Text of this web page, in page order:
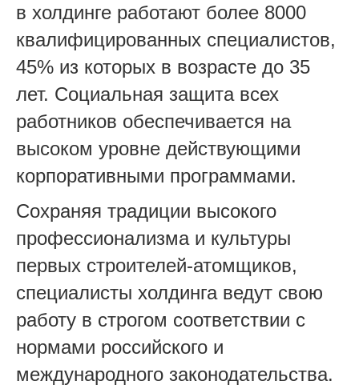
в холдинге работают более 8000
квалифицированных специалистов,
45% из которых в возрасте до 35
лет. Социальная защита всех
работников обеспечивается на
высоком уровне действующими
корпоративными программами.
Сохраняя традиции высокого
профессионализма и культуры
первых строителей-атомщиков,
специалисты холдинга ведут свою
работу в строгом соответствии с
нормами российского и
международного законодательства.